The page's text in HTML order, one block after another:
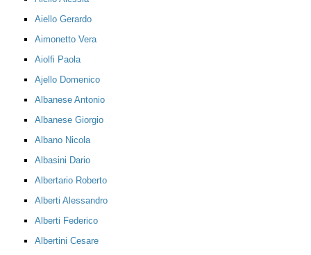
Aiello Gerardo
Aimonetto Vera
Aiolfi Paola
Ajello Domenico
Albanese Antonio
Albanese Giorgio
Albano Nicola
Albasini Dario
Albertario Roberto
Alberti Alessandro
Alberti Federico
Albertini Cesare